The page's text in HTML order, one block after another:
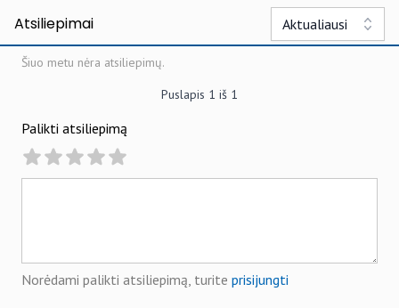
Atsiliepimai Aktualiausi
Šiuo metu nėra atsiliepimų.
Puslapis 1 iš 1
Palikti atsiliepimą
Norėdami palikti atsiliepimą, turite prisijungti